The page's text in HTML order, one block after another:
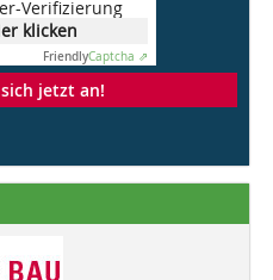
Verifizierung
klicken
FriendlyCaptcha ⇗
jetzt an!